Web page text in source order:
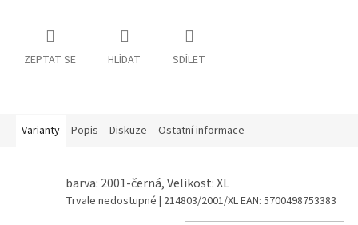
ZEPTAT SE HLÍDAT SDÍLET
Varianty Popis Diskuze Ostatní informace
barva: 2001-černá, Velikost: XL
Trvale nedostupné | 214803/2001/XLEAN: 5700498753383